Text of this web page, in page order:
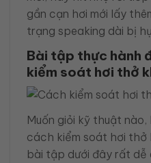
gần cạn hơi mới lấy
trạng speaking dài bị
Bài tập thực hành
kiểm soát hơi thở
Muốn giỏi kỹ thuật
cách kiểm soát hơi thở
bài tập dưới đây rất